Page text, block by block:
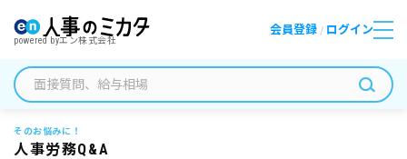
powered byエン株式会社
会員登録 / ログイン
そのお悩みに！
人事労務Q&A